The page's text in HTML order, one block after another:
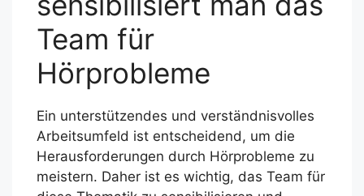
Team für
Hörprobleme
Ein unterstützendes und verständnisvolles
Arbeitsumfeld ist entscheidend, um die
Herausforderungen durch Hörprobleme zu
meistern. Daher ist es wichtig, das Team für